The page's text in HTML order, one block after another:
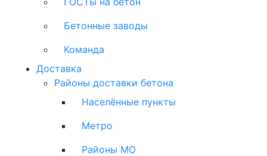
Бетонные заводы
Команда
Доставка
Районы доставки бетона
Населённые пункты
Метро
Районы МО